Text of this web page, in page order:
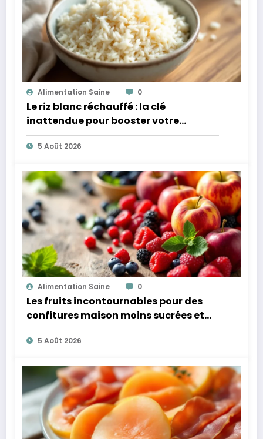
Alimentation Saine 0
Le riz blanc réchauffé : la clé
inattendue pour booster votre
microbiote
5 Août 2026
Alimentation Saine 0
Les fruits incontournables pour des
confitures maison moins sucrées et
plus légères
5 Août 2026